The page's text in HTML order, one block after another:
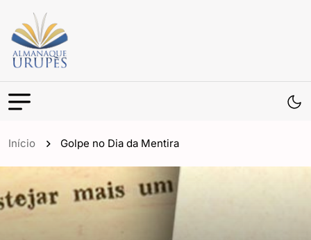
Início Golpe no Dia da Mentira